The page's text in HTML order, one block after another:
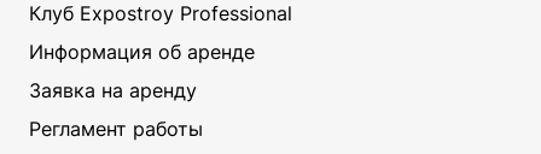
ЗАКРЫТЬ
Клуб Expostroy Professional
Информация об аренде
Заявка на аренду
Регламент работы